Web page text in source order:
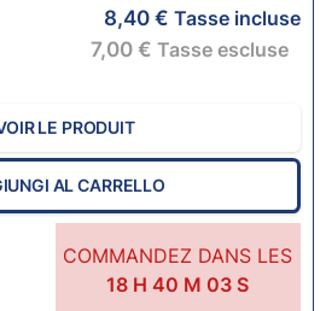
COMMANDEZ DANS LES
18 H40 M 02 S
8,40 € Tasse incluse
7,00 € Tasse escluse
LE PRODUIT
AL CARRELLO